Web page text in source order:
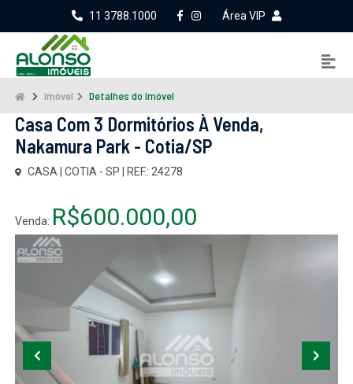
11 3788.1000 Área VIP
Imóvel Detalhes do Imóvel
Casa Com 3 Dormitórios À Venda,
Nakamura Park - Cotia/SP
CASA | COTIA - SP | REF.: 24278
Venda: R$600.000,00